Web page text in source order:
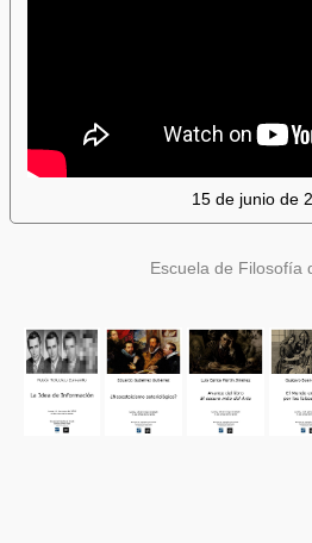
15 de junio de
Escuela de Filosofía